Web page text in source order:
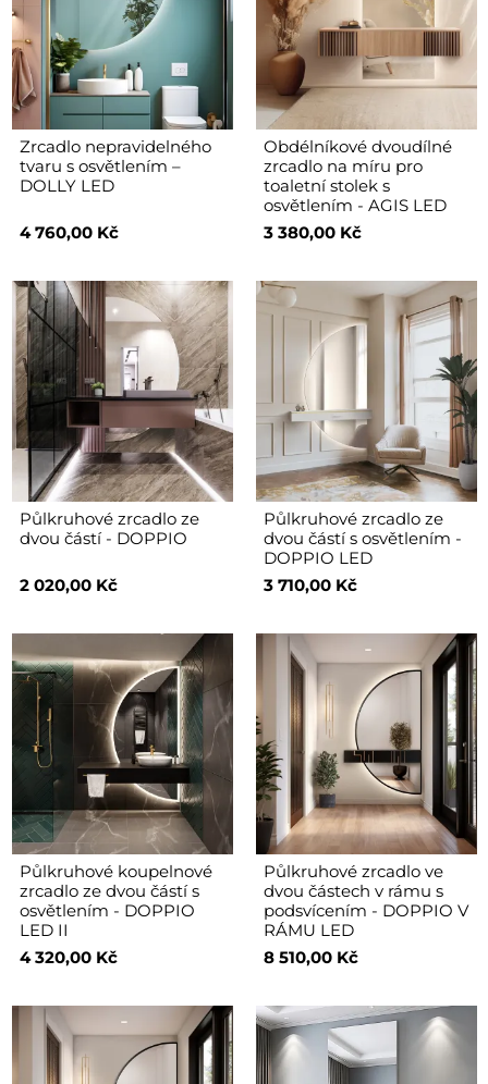
Zrcadlo nepravidelného
tvaru s osvětlením –
DOLLY LED
4 760,00 Kč
Obdélníkové dvoudílné
zrcadlo na míru pro
toaletní stolek s
osvětlením - AGIS LED
3 380,00 Kč
Půlkruhové zrcadlo ze
dvou částí - DOPPIO
2 020,00 Kč
Půlkruhové zrcadlo ze
dvou částí s osvětlením -
DOPPIO LED
3 710,00 Kč
Půlkruhové koupelnové
zrcadlo ze dvou částí s
osvětlením - DOPPIO
LED II
4 320,00 Kč
Půlkruhové zrcadlo ve
dvou částech v rámu s
podsvícením - DOPPIO V
RÁMU LED
8 510,00 Kč